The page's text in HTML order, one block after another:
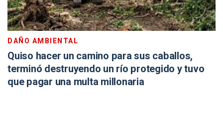
DAÑO AMBIENTAL
Quiso hacer un camino para sus caballos,
terminó destruyendo un río protegido y tuvo
que pagar una multa millonaria